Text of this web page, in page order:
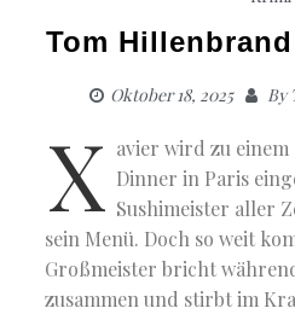
Tom
Oktober 18, 2025 By
X avier wird zu
Dinner in Paris
Sushimeister aller
sein Menü. Doch so weit
Großmeister bricht
zusammen und stirbt im